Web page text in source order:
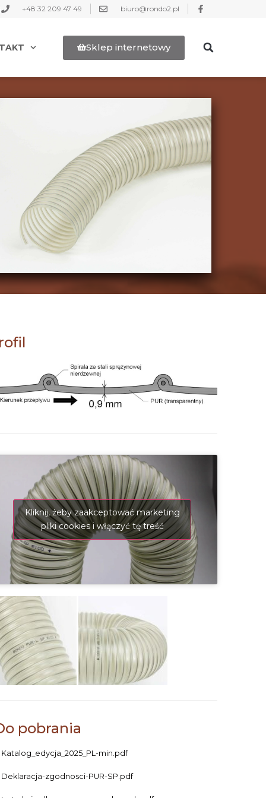
+48 32 209 47 49 biuro@rondo2.pl
Sklep internetowy
Kliknij, żeby zaakceptować marketing
pliki cookies i włączyć tę treść
pobrania
Katalog_edycja_2025_PL-min.pdf
Deklaracja-zgodnosci-PUR-SP.pdf